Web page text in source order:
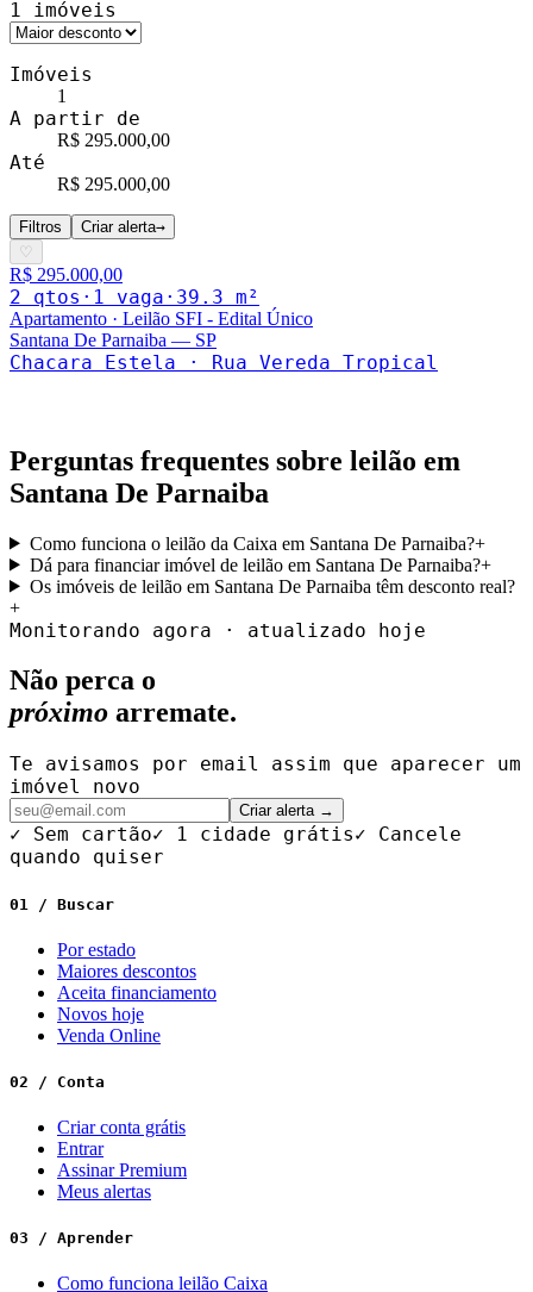
1 imóveis
Imóveis
1
A partir de
R$ 295.000,00
Até
R$ 295.000,00
Filtros Criar alerta→
♡
R$ 295.000,00
2 qtos · 1 vaga · 39.3 m²
Apartamento · Leilão SFI - Edital Único
Santana De Parnaiba — SP
Chacara Estela · Rua Vereda Tropical
Perguntas frequentes sobre leilão em
Santana De Parnaiba
Como funciona o leilão da Caixa em Santana De Parnaiba?+
Dá para financiar imóvel de leilão em Santana De Parnaiba?+
Os imóveis de leilão em Santana De Parnaiba têm desconto real?
+
Monitorando agora · atualizado hoje
Não perca o
próximo arremate.
Te avisamos por email assim que aparecer um
imóvel novo
Criar alerta →
✓ Sem cartão✓ 1 cidade grátis✓ Cancele
quando quiser
01 / Buscar
Por estado
Maiores descontos
Aceita financiamento
Novos hoje
Venda Online
02 / Conta
Criar conta grátis
Entrar
Assinar Premium
Meus alertas
03 / Aprender
Como funciona leilão Caixa